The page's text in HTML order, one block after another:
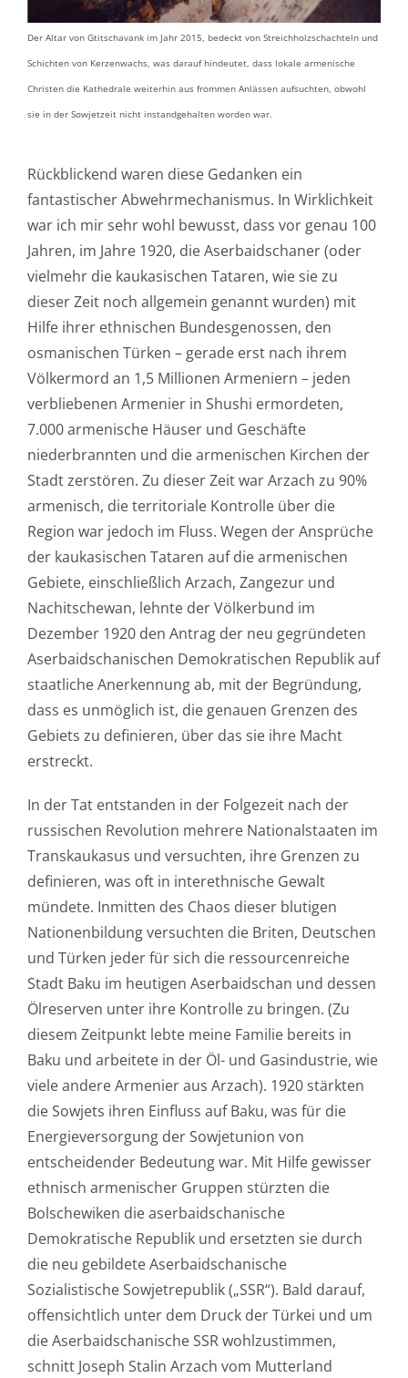
Der Altar von Gtitschavank im Jahr 2015, bedeckt von Streichholzschachteln und
Schichten von Kerzenwachs, was darauf hindeutet, dass lokale armenische
Christen die Kathedrale weiterhin aus frommen Anlässen aufsuchten, obwohl
sie in der Sowjetzeit nicht instandgehalten worden war.
Rückblickend waren diese Gedanken ein
fantastischer Abwehrmechanismus. In Wirklichkeit
war ich mir sehr wohl bewusst, dass vor genau 100
Jahren, im Jahre 1920, die Aserbaidschaner (oder
vielmehr die kaukasischen Tataren, wie sie zu
dieser Zeit noch allgemein genannt wurden) mit
Hilfe ihrer ethnischen Bundesgenossen, den
osmanischen Türken – gerade erst nach ihrem
Völkermord an 1,5 Millionen Armeniern – jeden
verbliebenen Armenier in Shushi ermordeten,
7.000 armenische Häuser und Geschäfte
niederbrannten und die armenischen Kirchen der
Stadt zerstören. Zu dieser Zeit war Arzach zu 90%
armenisch, die territoriale Kontrolle über die
Region war jedoch im Fluss. Wegen der Ansprüche
der kaukasischen Tataren auf die armenischen
Gebiete, einschließlich Arzach, Zangezur und
Nachitschewan, lehnte der Völkerbund im
Dezember 1920 den Antrag der neu gegründeten
Aserbaidschanischen Demokratischen Republik auf
staatliche Anerkennung ab, mit der Begründung,
dass es unmöglich ist, die genauen Grenzen des
Gebiets zu definieren, über das sie ihre Macht
erstreckt.
In der Tat entstanden in der Folgezeit nach der
russischen Revolution mehrere Nationalstaaten im
Transkaukasus und versuchten, ihre Grenzen zu
definieren, was oft in interethnische Gewalt
mündete. Inmitten des Chaos dieser blutigen
Nationenbildung versuchten die Briten, Deutschen
und Türken jeder für sich die ressourcenreiche
Stadt Baku im heutigen Aserbaidschan und dessen
Ölreserven unter ihre Kontrolle zu bringen. (Zu
diesem Zeitpunkt lebte meine Familie bereits in
Baku und arbeitete in der Öl- und Gasindustrie, wie
viele andere Armenier aus Arzach). 1920 stärkten
die Sowjets ihren Einfluss auf Baku, was für die
Energieversorgung der Sowjetunion von
entscheidender Bedeutung war. Mit Hilfe gewisser
ethnisch armenischer Gruppen stürzten die
Bolschewiken die aserbaidschanische
Demokratische Republik und ersetzten sie durch
die neu gebildete Aserbaidschanische
Sozialistische Sowjetrepublik („SSR“). Bald darauf,
offensichtlich unter dem Druck der Türkei und um
die Aserbaidschanische SSR wohlzustimmen,
schnitt Joseph Stalin Arzach vom Mutterland